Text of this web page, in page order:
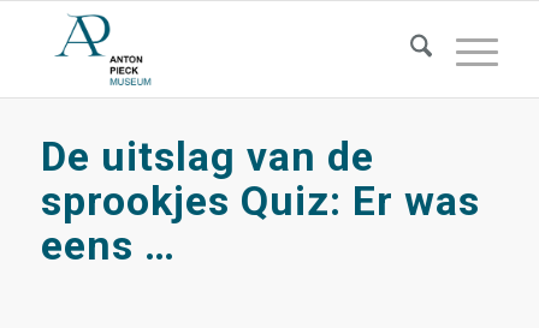
De uitslag van de
sprookjes Quiz: Er was
eens …